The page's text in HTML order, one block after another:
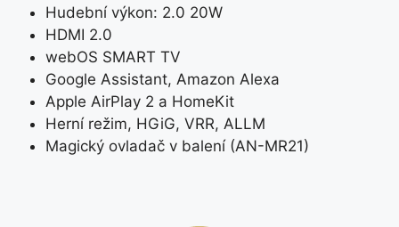
Hudební výkon: 2.0 20W
HDMI 2.0
webOS SMART TV
Google Assistant, Amazon Alexa
Apple AirPlay 2 a HomeKit
Herní režim, HGiG, VRR, ALLM
Magický ovladač v balení (AN-MR21)